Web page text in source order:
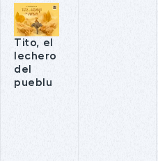
Tito, el
lechero
del
pueblu